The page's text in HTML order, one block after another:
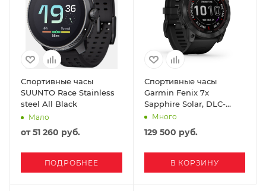
Спортивные часы
SUUNTO Race Stainless
steel All Black
Мало
от51 260 руб.
ПОДРОБНЕЕ
Спортивные часы
Garmin Fenix 7x
Sapphire Solar, DLC-
покрытие,черные с
черным ремешк.
Много
129 500 руб.
В КОРЗИНУ